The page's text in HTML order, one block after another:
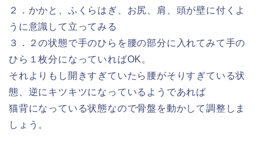
２．かかと、ふくらはぎ、お尻、肩、頭が壁に付くよ
うに意識して立ってみる
３．２の状態で手のひらを腰の部分に入れてみて手の
ひら１枚分になっていればOK。
それよりもし開きすぎていたら腰がそりすぎている状
態、逆にキツキツになっているようであれば
猫背になっている状態なので骨盤を動かして調整しま
しょう。